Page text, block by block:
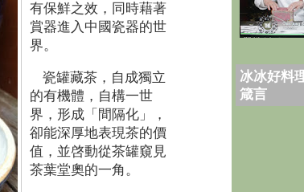
有保鮮之效，同時藉著
賞器進入中國瓷器的世
界。
瓷罐藏茶，自成獨立
的有機體，自構一世
界，形成「間隔化」，
卻能深厚地表現茶的價
值，並啓動從茶罐窺見
茶葉堂奧的一角。
冰冰好料
箴言